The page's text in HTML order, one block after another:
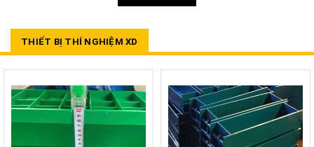
THIẾT BỊ THÍ NGHIỆM XD